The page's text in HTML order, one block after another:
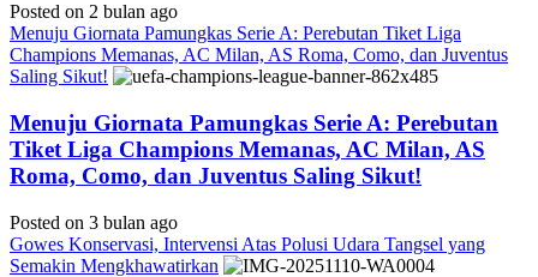
Posted on 2 bulan ago
Menuju Giornata Pamungkas Serie A: Perebutan Tiket Liga
Champions Memanas, AC Milan, AS Roma, Como, dan Juventus
Saling Sikut!
Menuju Giornata Pamungkas Serie A: Perebutan
Tiket Liga Champions Memanas, AC Milan, AS
Roma, Como, dan Juventus Saling Sikut!
Posted on 3 bulan ago
Gowes Konservasi, Intervensi Atas Polusi Udara Tangsel yang
Semakin Mengkhawatirkan